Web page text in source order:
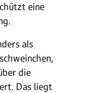
eine
als
die
Das liegt